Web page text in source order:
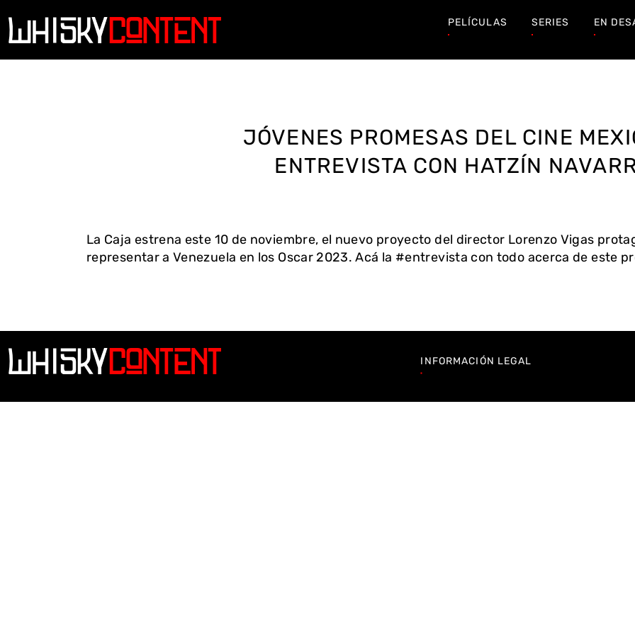
PELÍCULAS SERIES EN
JÓVENES PROMESAS DEL CINE
ENTREVISTA CON HATZÍN
La Caja estrena este 10 de noviembre, el nuevo proyecto del director Lorenzo Vigas
representar a Venezuela en los Oscar 2023. Acá la #entrevista con todo acerca de este
INFORMACIÓN LEGAL